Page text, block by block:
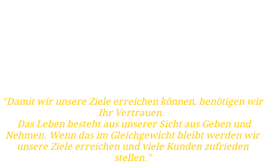
"Damit wir unsere Ziele erreichen können, benötigen wir
Ihr Vertrauen.
Das Leben besteht aus unserer Sicht aus Geben und
Nehmen. Wenn das im Gleichgewicht bleibt werden wir
unsere Ziele erreichen und viele Kunden zufrieden
stellen."